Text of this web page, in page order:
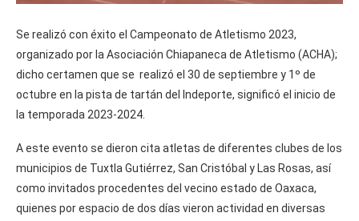
Se realizó con éxito el Campeonato de Atletismo 2023,
organizado por la Asociación Chiapaneca de Atletismo (ACHA);
dicho certamen que se realizó el 30 de septiembre y 1º de
octubre en la pista de tartán del Indeporte, significó el inicio de
la temporada 2023-2024.
A este evento se dieron cita atletas de diferentes clubes de los
municipios de Tuxtla Gutiérrez, San Cristóbal y Las Rosas, así
como invitados procedentes del vecino estado de Oaxaca,
quienes por espacio de dos días vieron actividad en diversas